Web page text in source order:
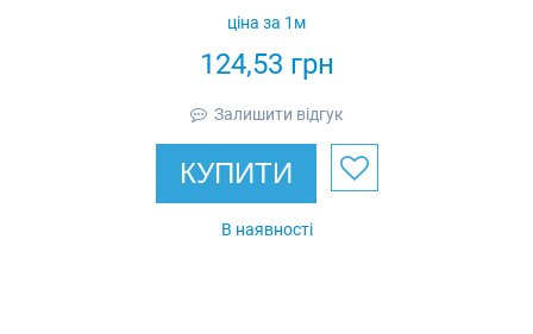
товщина 1 мм,
гарячеоцинкована,
124,53 грн
ціна за 1м
Залишити відгук
КУПИТИ
В наявності